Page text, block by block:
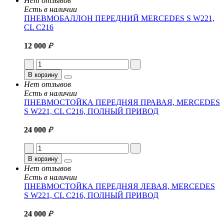
Есть в наличии
ПНЕВМОБАЛЛОН ПЕРЕДНИЙ MERCEDES S W221,
CL C216
12 000 ₽
В корзину
Нет отзывов
Есть в наличии
ПНЕВМОСТОЙКА ПЕРЕДНЯЯ ПРАВАЯ, MERCEDES
S W221, CL C216, ПОЛНЫЙ ПРИВОД
24 000 ₽
В корзину
Нет отзывов
Есть в наличии
ПНЕВМОСТОЙКА ПЕРЕДНЯЯ ЛЕВАЯ, MERCEDES
S W221, CL C216, ПОЛНЫЙ ПРИВОД
24 000 ₽